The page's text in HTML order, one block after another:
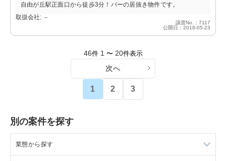
自由が丘駅正面口から徒歩3分！バーの居抜き物件です。
取扱会社: －
譲渡No.：7117
公開日：2018-05-23
46件 1 〜 20件表示
次へ
1 2 3
別の案件を探す
業態から探す